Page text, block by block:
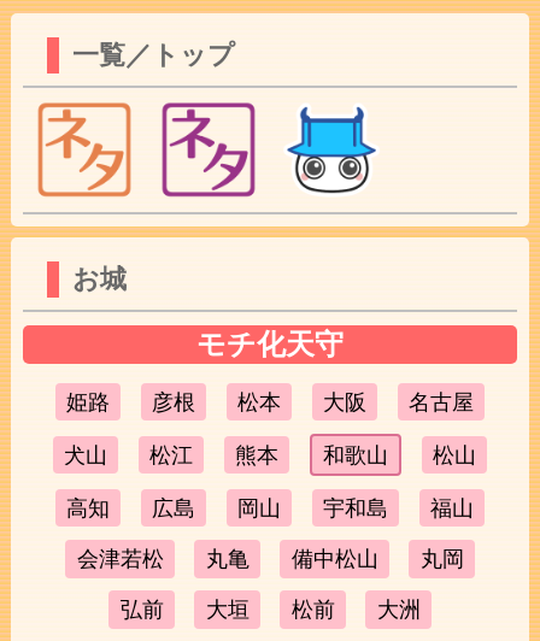
一覧／トップ
お城
モチ化天守
姫路 彦根 松本 大阪 名古屋
犬山 松江 熊本 和歌山 松山
高知 広島 岡山 宇和島 福山
会津若松 丸亀 備中松山 丸岡
弘前 大垣 松前 大洲